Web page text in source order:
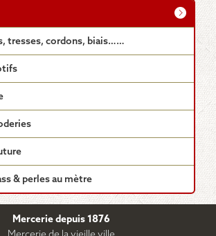
tresses, cordons, biais……
& perles au mètre
Mercerie depuis 1876